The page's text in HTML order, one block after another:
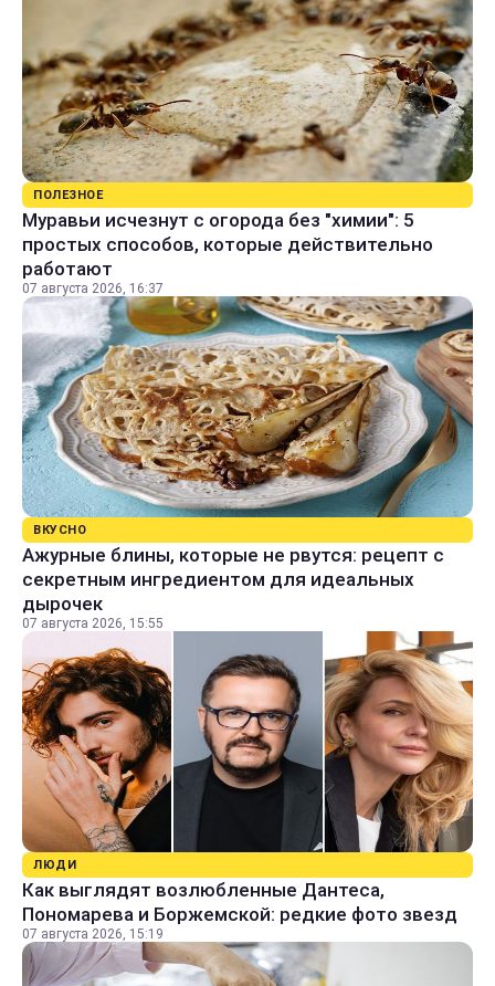
ПОЛЕЗНОЕ
Муравьи исчезнут с огорода без "химии": 5
простых способов, которые действительно
работают
07 августа 2026, 16:37
ВКУСНО
Ажурные блины, которые не рвутся: рецепт с
секретным ингредиентом для идеальных
дырочек
07 августа 2026, 15:55
ЛЮДИ
Как выглядят возлюбленные Дантеса,
Пономарева и Боржемской: редкие фото звезд
07 августа 2026, 15:19